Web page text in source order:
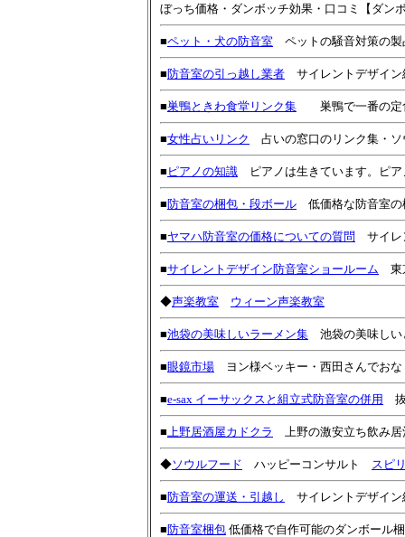
ぼっち価格・ダンボッチ効果・口コミ【ダン
■ペット・犬の防音室 ペットの騒音対策の製
■防音室の引っ越し業者 サイレントデザイン
■巣鴨ときわ食堂リンク集 巣鴨で一番の定
■女性占いリンク 占いの窓口のリンク集・
■ ピアノの知識 ピアノは生きています。ピ
■防音室の梱包・段ボール 低価格な防音室の
■ヤマハ防音室の価格についての質問 サイレ
■サイレントデザイン防音室ショールーム 東
◆声楽教室 ウィーン声楽教室
■池袋の美味しいラーメン集 池袋の美味しい
■眼鏡市場 ヨン様ベッキー・西田さんでお
■e-sax イーサックスと組立式防音室の併用 抜
■ 上野居酒屋カドクラ 上野の激安立ち飲み居
◆ソウルフード ハッピーコンサルト スピ
■防音室の運送・引越し サイレントデザイン
■防音室梱包 低価格で自作可能のダンボール